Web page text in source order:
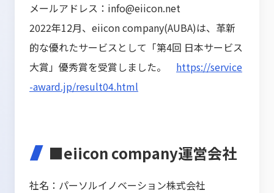
メールアドレス：info@eiicon.net
2022年12月、eiicon company(AUBA)は、革新
的な優れたサービスとして「第4回 日本サービス
大賞」優秀賞を受賞しました。 https://service
-award.jp/result04.html
■eiicon company運営会社
社名：パーソルイノベーション株式会社